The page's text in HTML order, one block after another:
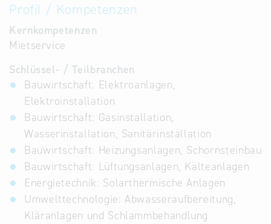
Profil / Kompetenzen
Kernkompetenzen
Mietservice
Schlüssel- / Teilbranchen
Bauwirtschaft: Elektroanlagen,
Elektroinstallation
Bauwirtschaft: Gasinstallation,
Wasserinstallation, Sanitärinstallation
Bauwirtschaft: Heizungsanlagen, Schornsteinbau
Bauwirtschaft: Lüftungsanlagen, Kälteanlagen
Energietechnik: Solarthermische Anlagen
Umwelttechnologie: Abwasseraufbereitung,
Kläranlagen und Schlammbehandlung